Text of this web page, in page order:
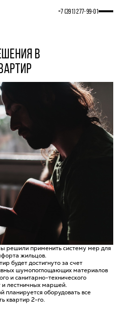
+7 (391) 277‒99‒01
В
решили применить систему мер для
жильцов.
будет достигнуто за счет
шумопоглощающих материалов
и санитарно-технического
и лестничных маршей.
оборудовать все
квартир 2-го.